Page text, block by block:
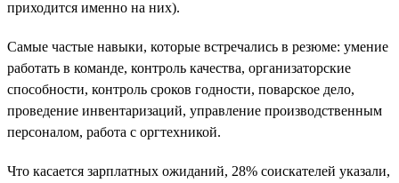
приходится именно на них).
Самые частые навыки, которые встречались в резюме: умение
работать в команде, контроль качества, организаторские
способности, контроль сроков годности, поварское дело,
проведение инвентаризаций, управление производственным
персоналом, работа с оргтехникой.
Что касается зарплатных ожиданий, 28% соискателей указали,